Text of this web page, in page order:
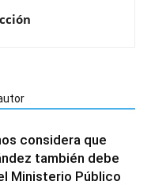
considera que
también debe
Ministerio Público